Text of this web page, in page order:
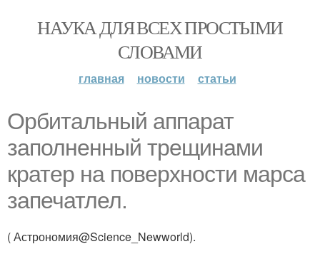
НАУКА ДЛЯ ВСЕХ ПРОСТЫМИ
СЛОВАМИ
главная новости статьи
Орбитальный аппарат
заполненный трещинами
кратер на поверхности марса
запечатлел.
( Астрономия@Science_Newworld).